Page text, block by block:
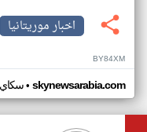
اخبار موريتانيا
BY84XM
سكاي• skynewsarabia.com